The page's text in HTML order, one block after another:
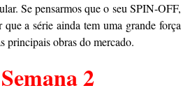
Se pensarmos que o seu SPIN-OFF,
a série ainda tem uma grande força
principais obras do mercado.
2